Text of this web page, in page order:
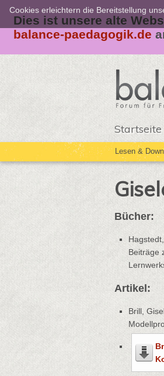
Dies ist unsere alte
balance-paedagogik.de
Startseite
Lesen &
Bücher:
Beiträge
Artikel:
Brill,
Cookies erleichtern die Bereitstellung